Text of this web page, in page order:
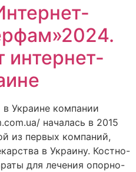
интернет-
Украине компании
началась в 2015
из первых компаний,
в Украину. Костно-
для лечения опорно-